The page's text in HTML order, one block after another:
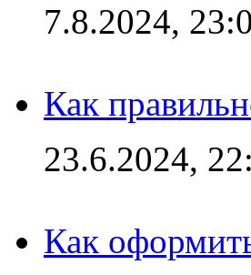
7.8.2024,
Как
23.6.2024,
Как